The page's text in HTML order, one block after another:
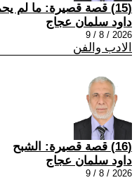
(15) قصة قصيرة: ما لم يحمله الماء
داود سلمان عجاج
2026 / 8 / 9
الادب والفن
(16) قصة قصيرة: الشبح
داود سلمان عجاج
2026 / 8 / 9